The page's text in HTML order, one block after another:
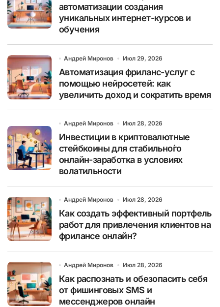
автоматизации создания
уникальных интернет-курсов и
обучения
Андрей Миронов Июл 29, 2026
Автоматизация фриланс-услуг с
помощью нейросетей: как
увеличить доход и сократить время
Андрей Миронов Июл 28, 2026
Инвестиции в криптовалютные
стейбкоины для стабильно́го
онлайн-заработка в условиях
волатильности
Андрей Миронов Июл 28, 2026
Как создать эффективный портфель
работ для привлечения клиентов на
фрилансе онлайн?
Андрей Миронов Июл 28, 2026
Как распознать и обезопасить себя
от фишинговых SMS и
мессенджеров онлайн